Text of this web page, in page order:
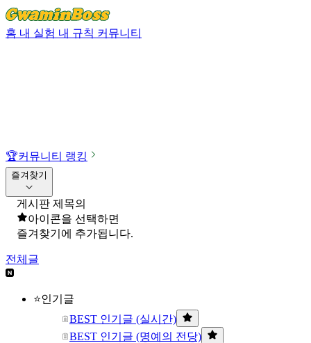
홈 내 실험 내 규칙 커뮤니티
🏆커뮤니티 랭킹
즐겨찾기
게시판 제목의
아이콘을 선택하면
즐겨찾기에 추가됩니다.
전체글
⭐인기글
BEST 인기글 (실시간)
BEST 인기글 (명예의 전당)